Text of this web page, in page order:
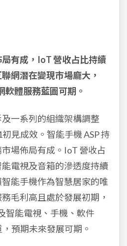
有成，IoT 營收占比持續
網潛在變現市場龐大，
軟體服務藍圖可期。
一系列的組織架構調整
見成效。智能手機 ASP 持
場佈局有成。IoT 營收占
電視及音箱的滲透度持續
能手機作為智慧居家的唯
毛利高且處於發展初期，
智能電視、手機、軟件
預期未來發展可期。